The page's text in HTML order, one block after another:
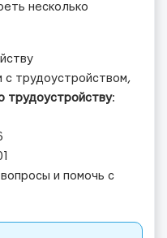
несколько
с трудоустройством,
трудоустройству:
и помочь с